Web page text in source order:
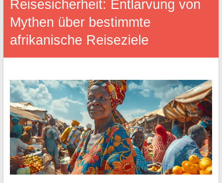
Reisesicherheit: Entlarvung von
Mythen über bestimmte
afrikanische Reiseziele